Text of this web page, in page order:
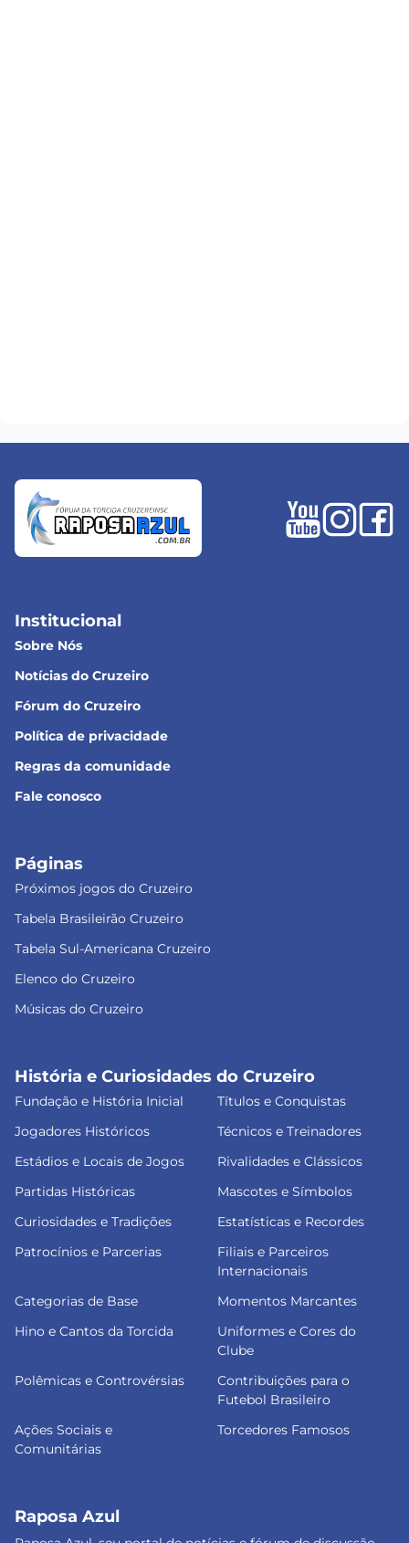
Institucional
Sobre Nós
Notícias do Cruzeiro
Fórum do Cruzeiro
Política de privacidade
Regras da comunidade
Fale conosco
Páginas
Próximos jogos do Cruzeiro
Tabela Brasileirão Cruzeiro
Tabela Sul-Americana Cruzeiro
Elenco do Cruzeiro
Músicas do Cruzeiro
História e Curiosidades do Cruzeiro
Fundação e História Inicial
Títulos e Conquistas
Jogadores Históricos
Técnicos e Treinadores
Estádios e Locais de Jogos
Rivalidades e Clássicos
Partidas Históricas
Mascotes e Símbolos
Curiosidades e Tradições
Estatísticas e Recordes
Patrocínios e Parcerias
Filiais e Parceiros
Internacionais
Categorias de Base
Momentos Marcantes
Hino e Cantos da Torcida
Uniformes e Cores do
Clube
Polêmicas e Controvérsias
Contribuições para o
Futebol Brasileiro
Ações Sociais e
Comunitárias
Torcedores Famosos
Raposa Azul